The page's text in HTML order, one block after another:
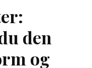
den
og